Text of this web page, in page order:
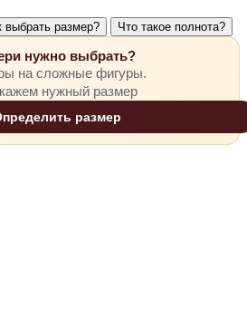
выбрать размер? Что такое полнота?
нужно выбрать?
на сложные фигуры.
нужный размер
размер